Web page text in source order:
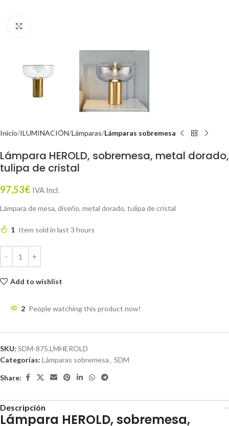
Inicio ILUMINACIÓN Lámparas Lámparas sobremesa
Lámpara HEROLD, sobremesa, metal dorado,
tulipa de cristal
97,53€ IVA Incl.
Lámpara de mesa, diseño, metal dorado, tulipa de cristal
1 Item sold in last 3 hours
Add to wishlist
2 People watching this product now!
SKU: SDM-875.LMHEROLD
Categorías: Lámparas sobremesa, SDM
Share:
Descripción
Lámpara HEROLD, sobremesa,